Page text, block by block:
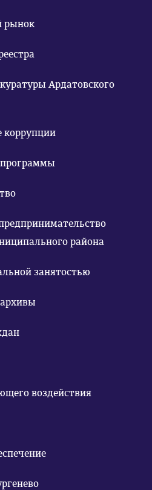
рынок
Ардатовского
коррупции
района
занятостью
воздействия